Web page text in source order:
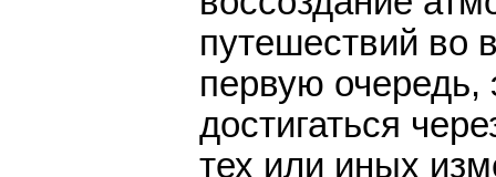
путешествий во
первую очередь,
достигаться
тех или иных